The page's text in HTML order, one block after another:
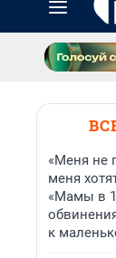
«Меня не
меня
«Мамы в
к